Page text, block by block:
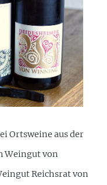
Ortsweine aus der
Weingut von
Reichsrat von